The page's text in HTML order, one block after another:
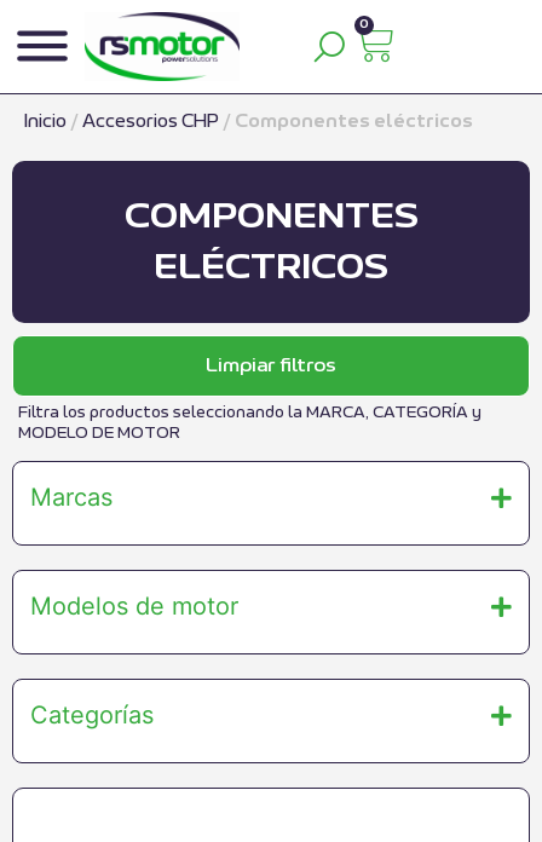
0
Inicio / Accesorios CHP / Componentes eléctricos
COMPONENTES
ELÉCTRICOS
Limpiar filtros
Filtra los productos seleccionando la MARCA, CATEGORÍA y
MODELO DE MOTOR
Marcas
Modelos de motor
Categorías